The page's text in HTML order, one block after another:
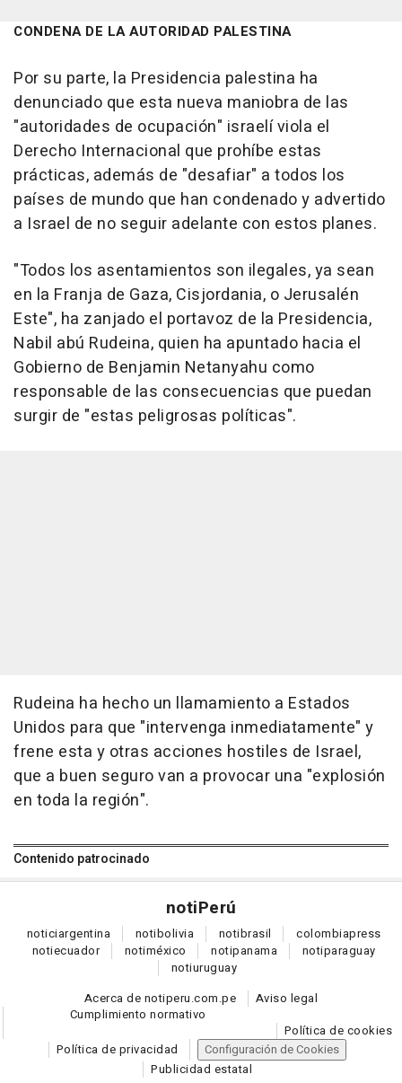
CONDENA DE LA AUTORIDAD PALESTINA
Por su parte, la Presidencia palestina ha
denunciado que esta nueva maniobra de las
"autoridades de ocupación" israelí viola el
Derecho Internacional que prohíbe estas
prácticas, además de "desafiar" a todos los
países de mundo que han condenado y advertido
a Israel de no seguir adelante con estos planes.
"Todos los asentamientos son ilegales, ya sean
en la Franja de Gaza, Cisjordania, o Jerusalén
Este", ha zanjado el portavoz de la Presidencia,
Nabil abú Rudeina, quien ha apuntado hacia el
Gobierno de Benjamin Netanyahu como
responsable de las consecuencias que puedan
surgir de "estas peligrosas políticas".
Rudeina ha hecho un llamamiento a Estados
Unidos para que "intervenga inmediatamente" y
frene esta y otras acciones hostiles de Israel,
que a buen seguro van a provocar una "explosión
en toda la región".
Contenido patrocinado
notiPerú
noticiargentina notibolivia notibrasil colombiapress
notiecuador notiméxico notipanama notiparaguay
notiuruguay
Acerca de notiperu.com.pe
Aviso legal
Cumplimiento normativo
Política de cookies
Política de privacidad
Configuración de Cookies
Publicidad estatal